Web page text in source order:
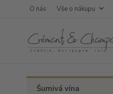
O nás Vše o nákupu
Šumivá vína